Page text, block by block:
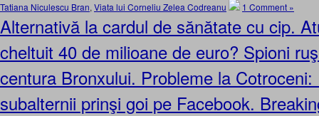
Tatiana Niculescu Bran, Viata lui Corneliu Zelea Codreanu 1 Comment »
Alternativă la cardul de sănătate cu cip.
cheltuit 40 de milioane de euro? Spioni
centura Bronxului. Probleme la
subalternii prinşi goi pe Facebook.